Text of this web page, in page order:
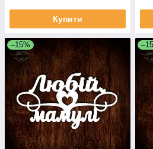
Купити
–15%